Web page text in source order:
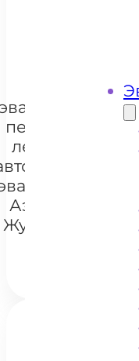
+ 100
и
перевозки
легковых
Аэропорт
Жуковский